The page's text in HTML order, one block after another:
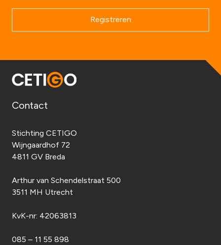
Registreren
Contact
Stichting CETIGO
Wijngaardhof 72
4811 GV Breda
Arthur van Schendelstraat 500
3511 MH Utrecht
KvK-nr: 42063813
085 – 11 55 898